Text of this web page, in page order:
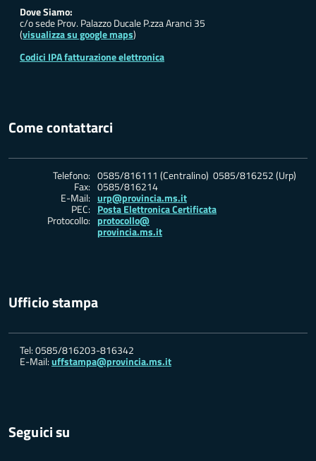
Dove Siamo:
c/o sede Prov. Palazzo Ducale P.zza Aranci 35
(visualizza su google maps)
Codici IPA fatturazione elettronica
Come contattarci
Telefono: 0585/816111 (Centralino) 0585/816252 (Urp)
Fax: 0585/816214
E-Mail: urp@provincia.ms.it
PEC: Posta Elettronica Certificata
Protocollo: protocollo@
provincia.ms.it
Ufficio stampa
Tel: 0585/816203-816342
E-Mail:uffstampa@provincia.ms.it
Seguici su